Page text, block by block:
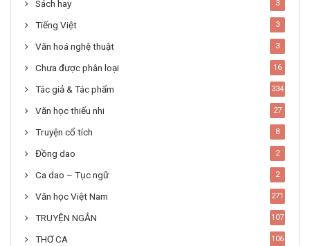
Sách hay 3
Tiếng Việt 3
Văn hoá nghệ thuật 3
Chưa được phân loại 16
Tác giả & Tác phẩm 334
Văn học thiếu nhi 27
Truyện cổ tích 8
Đồng dao 2
Ca dao – Tục ngữ 2
Văn học Việt Nam 271
TRUYỆN NGẮN 107
THƠ CA 106